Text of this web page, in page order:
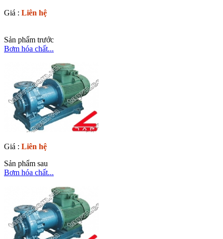
Giá : Liên hệ
Sản phẩm trước
Bơm hóa chất...
Giá : Liên hệ
Sản phẩm sau
Bơm hóa chất...